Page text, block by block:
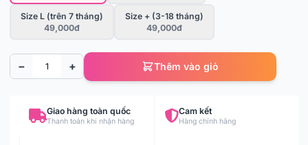
Size L (trên 7 tháng)
49,000đ
Size + (3-18 tháng)
49,000đ
− + Thêm vào giỏ
Giao hàng toàn quốc
Thanh toán khi nhận hàng
Cam kết
Hàng chính hãng